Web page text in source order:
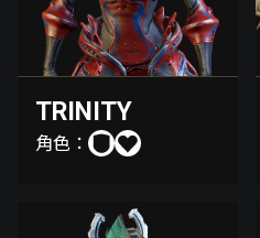
TRINITY
角色：